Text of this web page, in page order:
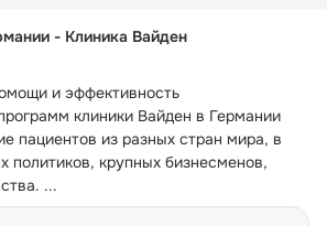
- Клиника Вайден
и эффективность
клиники Вайден в Германии
пациентов из разных стран мира, в
политиков, крупных бизнесменов,
...